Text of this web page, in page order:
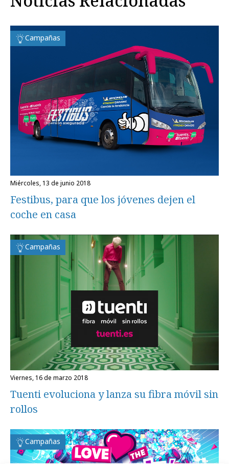
Campañas
miércoles, 13 de junio 2018
Festibus, para que los jóvenes dejen el
coche en casa
Campañas
viernes, 16 de marzo 2018
Tuenti evoluciona y lanza su fibra móvil sin
rollos
Campañas